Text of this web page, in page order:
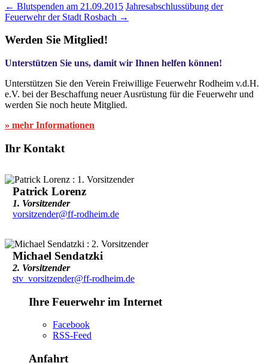
← Blutspenden am 21.09.2015 Jahresabschlussübung der
Feuerwehr der Stadt Rosbach →
Werden Sie Mitglied!
Unterstützen Sie uns, damit wir Ihnen helfen können!
Unterstützen Sie den Verein Freiwillige Feuerwehr Rodheim v.d.H.
e.V. bei der Beschaffung neuer Ausrüstung für die Feuerwehr und
werden Sie noch heute Mitglied.
» mehr Informationen
Ihr Kontakt
Patrick Lorenz
1. Vorsitzender
vorsitzender@ff-rodheim.de
Michael Sendatzki
2. Vorsitzender
stv_vorsitzender@ff-rodheim.de
Ihre Feuerwehr im Internet
Facebook
RSS-Feed
Anfahrt